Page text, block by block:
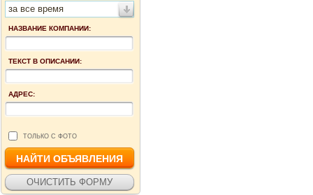
за все время
НАЗВАНИЕ КОМПАНИИ:
ТЕКСТ В ОПИСАНИИ:
АДРЕС:
ТОЛЬКО С ФОТО